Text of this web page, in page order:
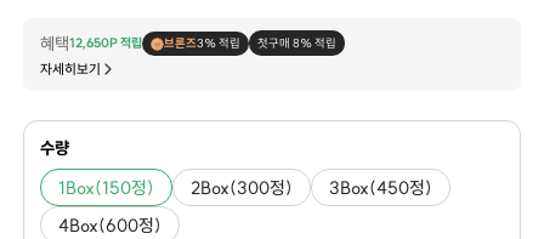
혜택12,650P 적립 브론즈3% 적립 첫구매 8% 적립
자세히보기
수량
1Box(150정) 2Box(300정)
3Box(450정)
4Box(600정)